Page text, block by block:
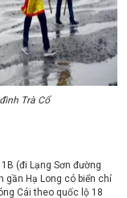
Trà Cổ
(đi Lạng Sơn đường
gần Hạ Long có biển chỉ
Cái theo quốc lộ 18